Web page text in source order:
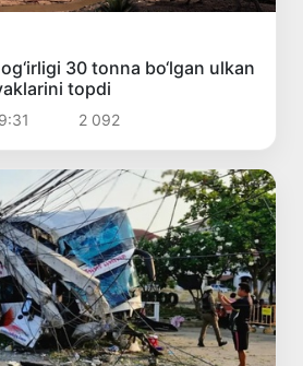
30 tonna bo‘lgan ulkan
topdi
2 092